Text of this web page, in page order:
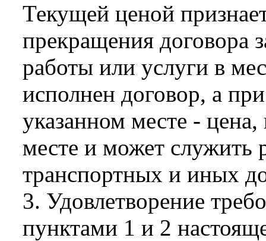
Текущей ценой
прекращения договора
работы или услуги в
исполнен договор, а
указанном месте -
месте и может служить
транспортных и иных
3. Удовлетворение
пунктами 1 и 2